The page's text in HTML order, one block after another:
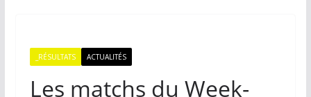
_RÉSULTATS ACTUALITÉS
Les matchs du Week-